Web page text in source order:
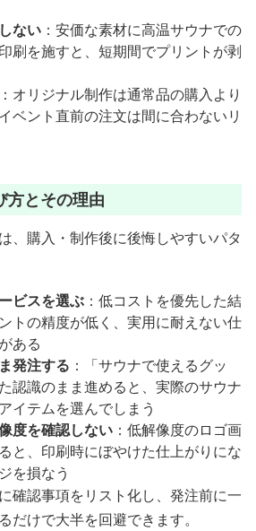
ない ：安価な素材に高温サウナでの
刷を施すと、短期間でプリントが剥
：オリジナル制作は通常品の購入より
ベント直前の注文は間に合わないリ
方とその理由
、購入・制作後に後悔しやすいパタ
ビスを選ぶ ：低コストを優先した結
トの精度が低く、実用に耐えない仕
ある
発注する ：「サウナで使えるグッ
認識のまま進めると、実際のサウナ
イテムを選んでしまう
度を確認しない ：低解像度のロゴ画
と、印刷時にぼやけた仕上がりにな
を損なう
確認事項をリスト化し、発注前に一
だけで大半を回避できます。